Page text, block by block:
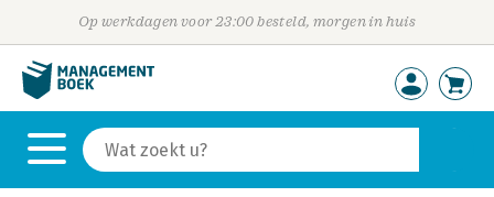
Op werkdagen voor 23:00 besteld, morgen in huis